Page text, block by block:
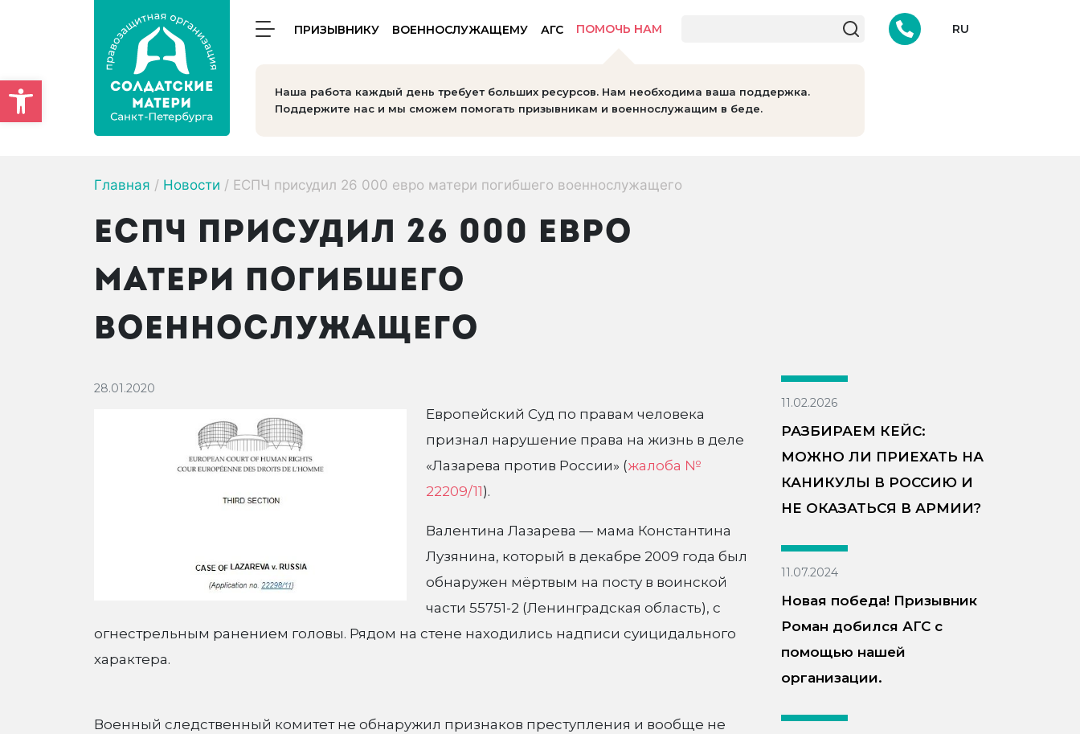
Открыть панель инструментов
ПРИЗЫВНИКУ ВОЕННОСЛУЖАЩЕМУ АГС ПОМОЧЬ НАМ RU
Наша работа каждый день требует больших ресурсов. Нам необходима ваша поддержка.
Поддержите нас и мы сможем помогать призывникам и военнослужащим в беде.
Главная / Новости / ЕСПЧ присудил 26 000 евро матери погибшего военнослужащего
ЕСПЧ ПРИСУДИЛ 26 000 ЕВРО
МАТЕРИ ПОГИБШЕГО
ВОЕННОСЛУЖАЩЕГО
28.01.2020
Европейский Cуд по правам человека
признал нарушение права на жизнь в деле
«Лазарева против России» (жалоба №
22209/11).
Валентина Лазарева — мама Константина
Лузянина, который в декабре 2009 года был
обнаружен мёртвым на посту в воинской
части 55751-2 (Ленинградская область), с
огнестрельным ранением головы. Рядом на стене находились надписи суицидального
характера.
Военный следственный комитет не обнаружил признаков преступления и вообще не
11.02.2026
РАЗБИРАЕМ КЕЙС:
МОЖНО ЛИ ПРИЕХАТЬ НА
КАНИКУЛЫ В РОССИЮ И
НЕ ОКАЗАТЬСЯ В АРМИИ?
11.07.2024
Новая победа! Призывник
Роман добился АГС с
помощью нашей
организации.